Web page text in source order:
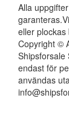
Alla
eller plockas
Copyright ©
Shipsforsale
endast för
användas